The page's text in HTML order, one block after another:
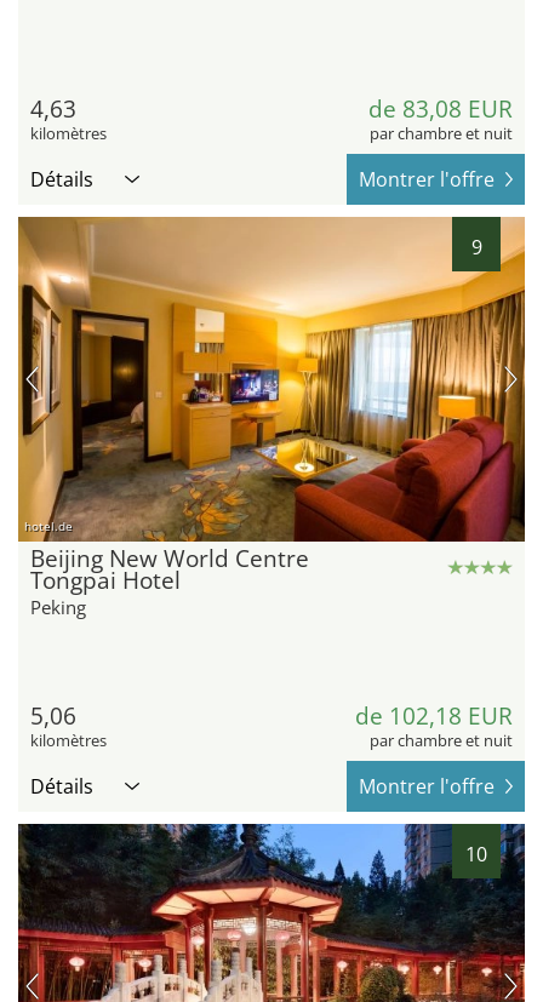
4,63
kilomètres
de 83,08 EUR
par chambre et nuit
Détails Montrer l'offre
9
hotel.de
Beijing New World Centre
Tongpai Hotel
Peking
5,06
kilomètres
de 102,18 EUR
par chambre et nuit
Détails Montrer l'offre
10